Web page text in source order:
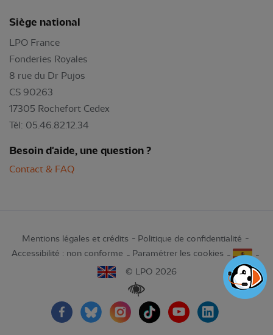
Siège national
LPO France
Fonderies Royales
8 rue du Dr Pujos
CS 90263
17305 Rochefort Cedex
Tél: 05.46.82.12.34
Besoin d'aide, une question ?
Contact & FAQ
Mentions légales et crédits
Politique de confidentialité
Accessibilité : non conforme
Paramétrer les cookies
© LPO 2026
Renforcer les contrastes